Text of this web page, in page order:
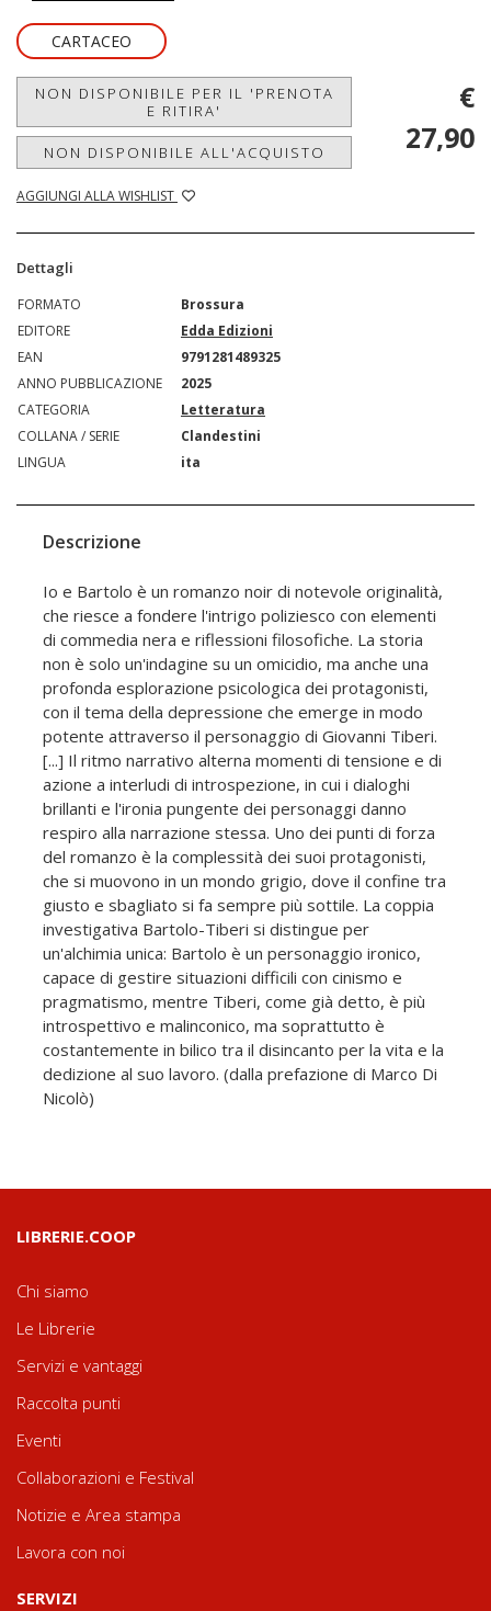
CARTACEO
NON DISPONIBILE PER IL 'PRENOTA
E RITIRA'
NON DISPONIBILE ALL'ACQUISTO
AGGIUNGI ALLA WISHLIST
€
27,90
Dettagli
FORMATO
Brossura
EDITORE
Edda Edizioni
EAN
9791281489325
ANNO PUBBLICAZIONE
2025
CATEGORIA
Letteratura
COLLANA / SERIE
Clandestini
LINGUA
ita
Descrizione
Io e Bartolo è un romanzo noir di notevole originalità,
che riesce a fondere l'intrigo poliziesco con elementi
di commedia nera e riflessioni filosofiche. La storia
non è solo un'indagine su un omicidio, ma anche una
profonda esplorazione psicologica dei protagonisti,
con il tema della depressione che emerge in modo
potente attraverso il personaggio di Giovanni Tiberi.
[...] Il ritmo narrativo alterna momenti di tensione e di
azione a interludi di introspezione, in cui i dialoghi
brillanti e l'ironia pungente dei personaggi danno
respiro alla narrazione stessa. Uno dei punti di forza
del romanzo è la complessità dei suoi protagonisti,
che si muovono in un mondo grigio, dove il confine tra
giusto e sbagliato si fa sempre più sottile. La coppia
investigativa Bartolo-Tiberi si distingue per
un'alchimia unica: Bartolo è un personaggio ironico,
capace di gestire situazioni difficili con cinismo e
pragmatismo, mentre Tiberi, come già detto, è più
introspettivo e malinconico, ma soprattutto è
costantemente in bilico tra il disincanto per la vita e la
dedizione al suo lavoro. (dalla prefazione di Marco Di
Nicolò)
LIBRERIE.COOP
Chi siamo
Le Librerie
Servizi e vantaggi
Raccolta punti
Eventi
Collaborazioni e Festival
Notizie e Area stampa
Lavora con noi
SERVIZI